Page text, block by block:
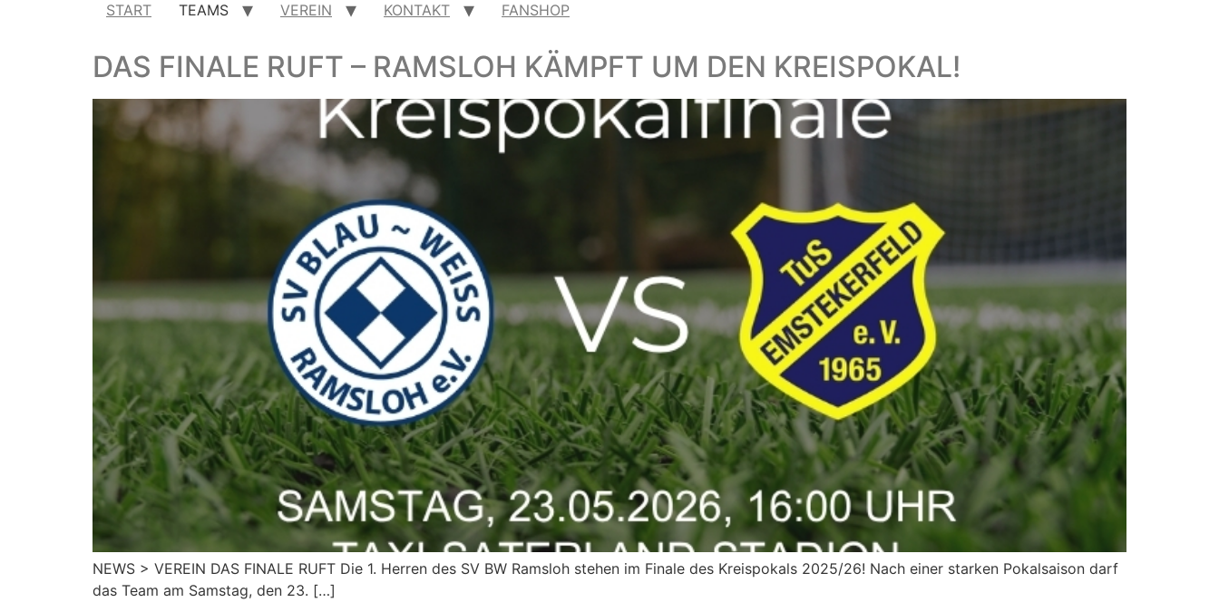
START TEAMS VEREIN KONTAKT FANSHOP
DAS FINALE RUFT – RAMSLOH KÄMPFT UM DEN KREISPOKAL!
NEWS > VEREIN DAS FINALE RUFT Die 1. Herren des SV BW Ramsloh stehen im Finale des Kreispokals 2025/26! Nach einer starken Pokalsaison darf
das Team am Samstag, den 23. […]